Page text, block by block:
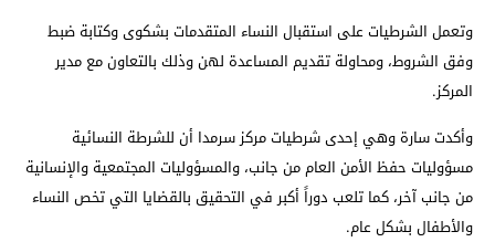
وتعمل الشرطيات على استقبال النساء المتقدمات بشكوى وكتابة ضبط
وفق الشروط، ومحاولة تقديم المساعدة لهن وذلك بالتعاون مع مدير
المركز.
وأكدت سارة وهي إحدى شرطيات مركز سرمدا أن للشرطة النسائية
مسؤولیات حفظ الأمن العام من جانب، والمسؤولیات المجتمعیة والإنسانية
من جانب آخر، كما تلعب دوراً أكبر في التحقیق بالقضایا التي تخص النساء
والأطفال بشكل عام.